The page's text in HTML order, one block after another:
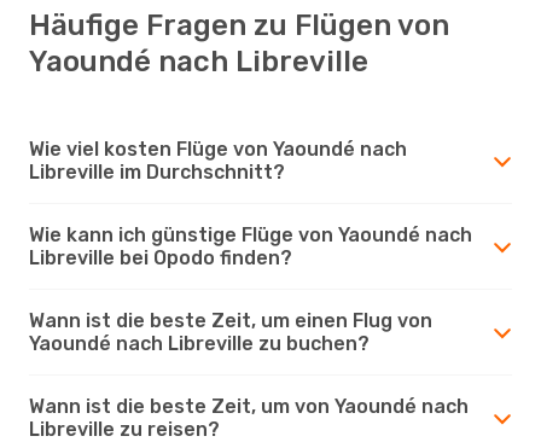
Häufige Fragen zu Flügen von
Yaoundé nach Libreville
Wie viel kosten Flüge von Yaoundé nach
Libreville im Durchschnitt?
Wie kann ich günstige Flüge von Yaoundé nach
Libreville bei Opodo finden?
Wann ist die beste Zeit, um einen Flug von
Yaoundé nach Libreville zu buchen?
Wann ist die beste Zeit, um von Yaoundé nach
Libreville zu reisen?